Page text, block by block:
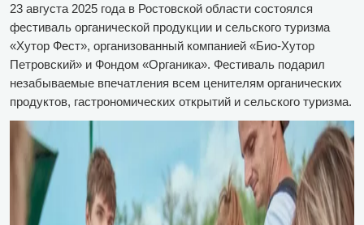
23 августа 2025 года в Ростовской области состоялся
фестиваль органической продукции и сельского туризма
«Хутор Фест», организованный компанией «Био-Хутор
Петровский» и Фондом «Органика». Фестиваль подарил
незабываемые впечатления всем ценителям органических
продуктов, гастрономических открытий и сельского туризма.